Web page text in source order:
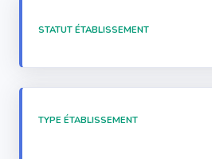
STATUT ÉTABLISSEMENT
TYPE ÉTABLISSEMENT